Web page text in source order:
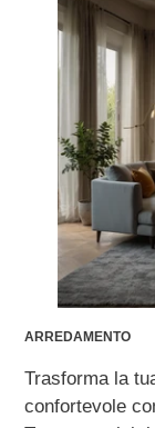
ARREDAMENTO
Trasforma la
confortevole